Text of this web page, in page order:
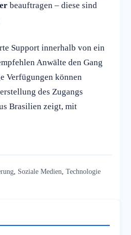
beauftragen – diese sind
Support innerhalb von ein
Anwälte den Gang
Verfügungen können
des Zugangs
Brasilien zeigt, mit
Soziale Medien Technologie